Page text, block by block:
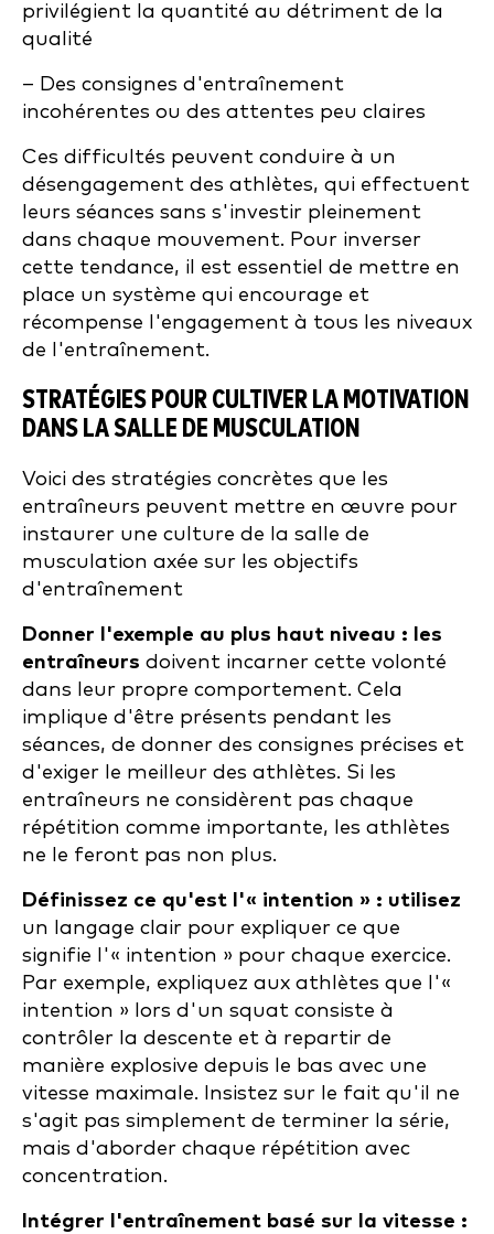
privilégient la quantité au détriment de la
qualité
– Des consignes d'entraînement
incohérentes ou des attentes peu claires
Ces difficultés peuvent conduire à un
désengagement des athlètes, qui effectuent
leurs séances sans s'investir pleinement
dans chaque mouvement. Pour inverser
cette tendance, il est essentiel de mettre en
place un système qui encourage et
récompense l'engagement à tous les niveaux
de l'entraînement.
STRATÉGIES POUR CULTIVER LA MOTIVATION
DANS LA SALLE DE MUSCULATION
Voici des stratégies concrètes que les
entraîneurs peuvent mettre en œuvre pour
instaurer une culture de la salle de
musculation axée sur les objectifs
d'entraînement
Donner l'exemple au plus haut niveau : les
entraîneurs doivent incarner cette volonté
dans leur propre comportement. Cela
implique d'être présents pendant les
séances, de donner des consignes précises et
d'exiger le meilleur des athlètes. Si les
entraîneurs ne considèrent pas chaque
répétition comme importante, les athlètes
ne le feront pas non plus.
Définissez ce qu'est l'« intention » : utilisez
un langage clair pour expliquer ce que
signifie l'« intention » pour chaque exercice.
Par exemple, expliquez aux athlètes que l'«
intention » lors d'un squat consiste à
contrôler la descente et à repartir de
manière explosive depuis le bas avec une
vitesse maximale. Insistez sur le fait qu'il ne
s'agit pas simplement de terminer la série,
mais d'aborder chaque répétition avec
concentration.
Intégrer l'entraînement basé sur la vitesse :